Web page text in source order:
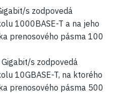
s zodpovedá
1000BASE-T a na jeho
prenosového pásma 100
s zodpovedá
10GBASE-T, na ktorého
prenosového pásma 500